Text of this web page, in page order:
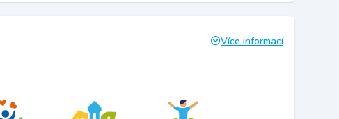
Více informací